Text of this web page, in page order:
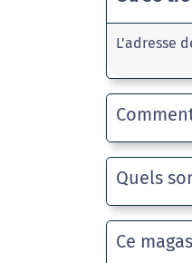
L'adresse
Quels
Ce